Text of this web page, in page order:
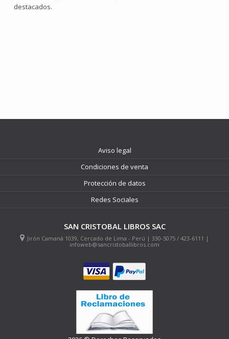
destacados.
Aviso legal
Condiciones de venta
Protección de datos
Redes Sociales
SAN CRISTOBAL LIBROS SAC
Jirón Camaná 1039, Cercado de Lima - Perú | 330-5075 / 423-6111 |
infoweb@sancristoballibros.com